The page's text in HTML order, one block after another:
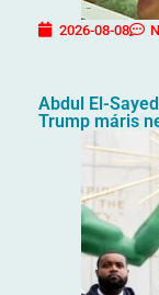
2026-08-08
Abdul El-
Trump máris